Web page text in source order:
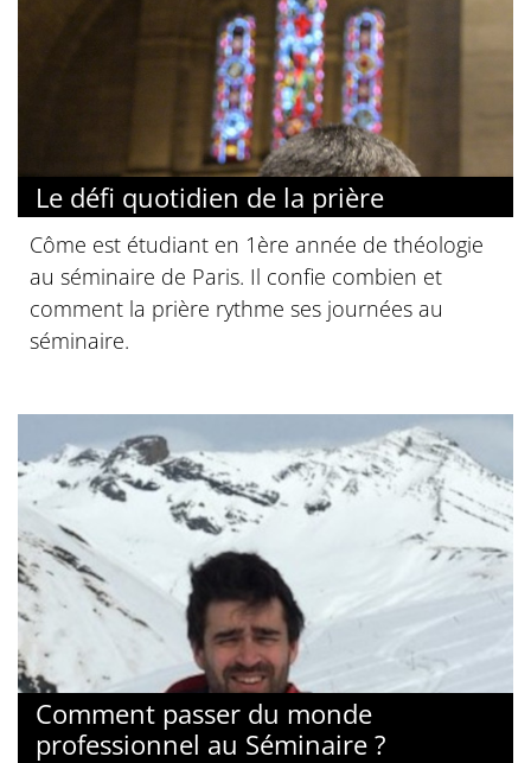
Le défi quotidien de la prière
Côme est étudiant en 1ère année de théologie
au séminaire de Paris. Il confie combien et
comment la prière rythme ses journées au
séminaire.
Comment passer du monde
professionnel au Séminaire ?